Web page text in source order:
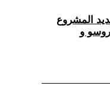
المشروع
و